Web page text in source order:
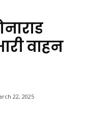
वाहन
22, 2025